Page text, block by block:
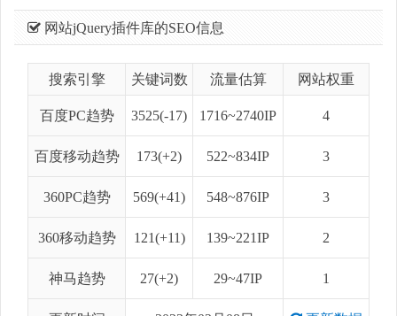
网站jQuery插件库的SEO信息
搜索引擎 关键词数 流量估算 网站权重
百度PC趋势 3525(-17) 1716~2740IP 4
百度移动趋势 173(+2) 522~834IP 3
360PC趋势 569(+41) 548~876IP 3
360移动趋势 121(+11) 139~221IP 2
神马趋势 27(+2) 29~47IP 1